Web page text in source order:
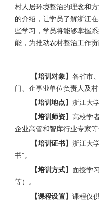
村人居环境整治的理念和
的介绍，让学员了解浙江
些学习，学员将能够掌握
能，为推动农村整治工作贡
【培训对象】 各省市
门、企事业单位负责人及村
【培训地点】 浙江大
【培训师资】 高校学
企业高管和智库行业专家等
【培训证书】 浙江大
书”。
【培训方式】 面授学
等）。
【课程设置】 课程仅